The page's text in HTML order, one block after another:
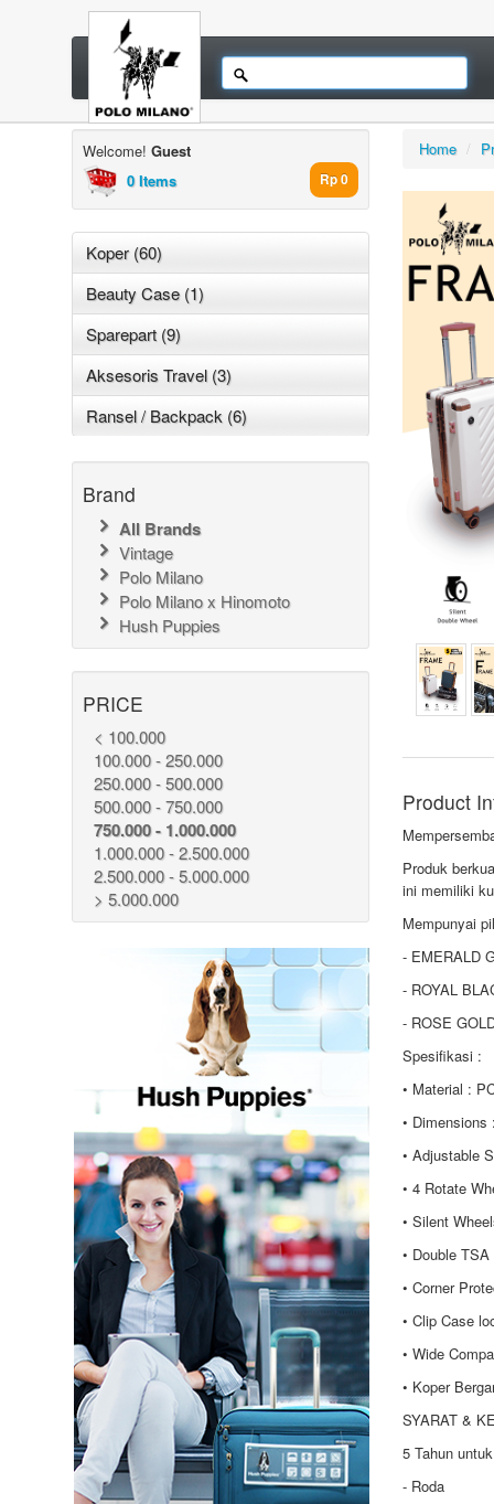
Welcome! Guest
0 Items
Rp 0
Koper (60)
Beauty Case (1)
Sparepart (9)
Aksesoris Travel (3)
Ransel / Backpack (6)
Brand
All Brands
Vintage
Polo Milano
Polo Milano x Hinomoto
Hush Puppies
PRICE
< 100.000
100.000 - 250.000
250.000 - 500.000
500.000 - 750.000
750.000 - 1.000.000
1.000.000 - 2.500.000
2.500.000 - 5.000.000
> 5.000.000
Home /
Product
Produk
ini memiliki
Mempunyai
- EMERALD
- ROYAL
- ROSE
Spesifikasi :
• Material :
• Dimensions
• Adjustable
• 4 Rotate
• Silent
• Double TSA
• Corner
• Clip Case
• Wide
• Koper
SYARAT &
5 Tahun
- Roda